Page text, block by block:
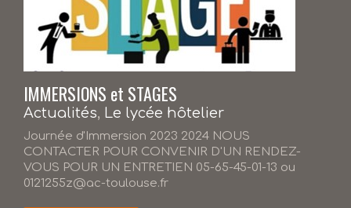
IMMERSIONS et STAGES
Actualités, Le lycée hôtelier
Journée d'Immersion 2023 2024 NOUS
CONTACTER POUR CONVENIR D'UN RENDEZ-
VOUS POUR UN ENTRETIEN 05-65-45-01-13 ou
0121255z@ac-toulouse.fr